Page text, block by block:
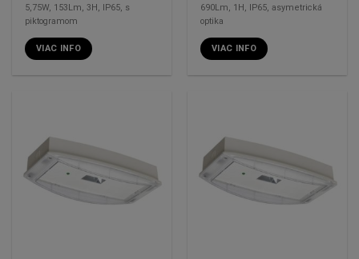
5,75W, 153Lm, 3H, IP65, s
piktogramom
VIAC INFO
690Lm, 1H, IP65, asymetrická
optika
VIAC INFO